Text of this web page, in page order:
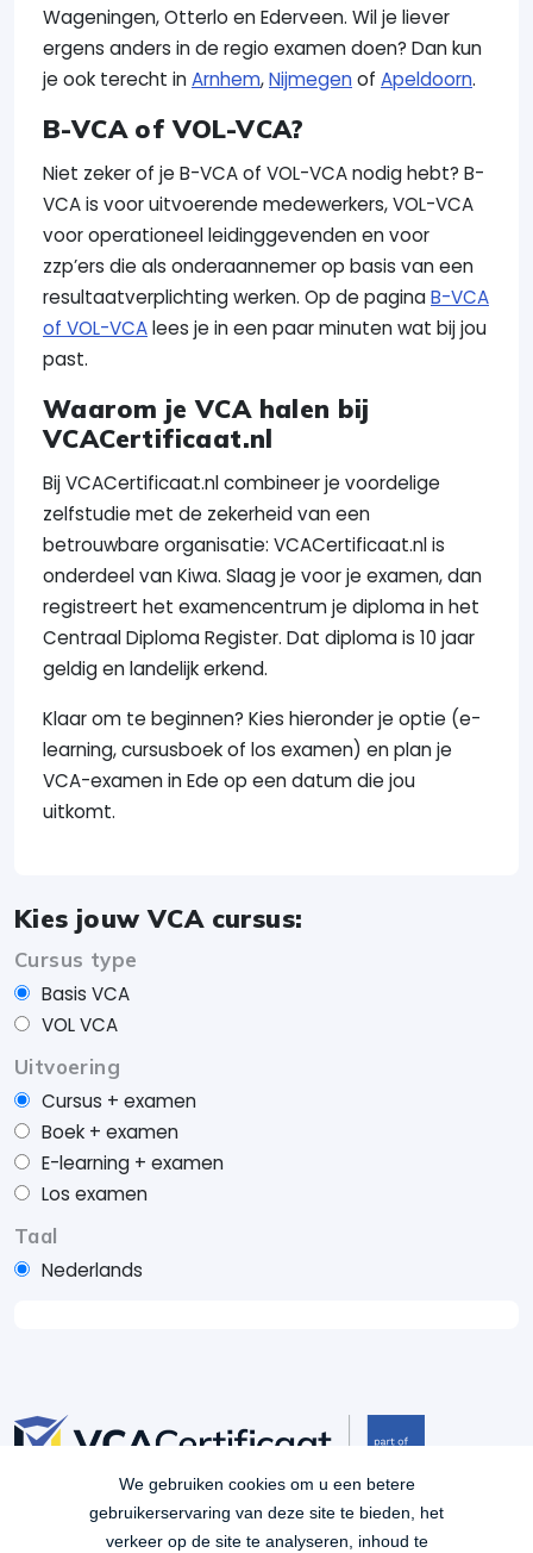
Wageningen, Otterlo en Ederveen. Wil je liever
ergens anders in de regio examen doen? Dan kun
je ook terecht inArnhem,Nijmegenof Apeldoorn.
B-VCA of VOL-VCA?
Niet zeker of je B-VCA of VOL-VCA nodig hebt? B-
VCA is voor uitvoerende medewerkers, VOL-VCA
voor operationeel leidinggevenden en voor
zzp’ers die als onderaannemer op basis van een
resultaatverplichting werken. Op de paginaB-VCA
of VOL-VCAlees je in een paar minuten wat bij jou
past.
Waarom je VCA halen bij
VCACertificaat.nl
Bij VCACertificaat.nl combineer je voordelige
zelfstudie met de zekerheid van een
betrouwbare organisatie: VCACertificaat.nl is
onderdeel van Kiwa. Slaag je voor je examen, dan
registreert het examencentrum je diploma in het
Centraal Diploma Register. Dat diploma is 10 jaar
geldig en landelijk erkend.
Klaar om te beginnen? Kies hieronder je optie (e-
learning, cursusboek of los examen) en plan je
VCA-examen in Ede op een datum die jou
uitkomt.
Kies jouw VCA cursus:
Cursus type
Basis VCA
VOL VCA
Uitvoering
Cursus + examen
Boek + examen
E-learning + examen
Los examen
Taal
Nederlands
Je bent verzekerd van kwaliteit met VCACertificaat.nl. Al
ruim 15 jaar lang VCA leren op een manier die het beste
We gebruiken cookies om u een betere
gebruikerservaring van deze site te bieden, het
verkeer op de site te analyseren, inhoud te